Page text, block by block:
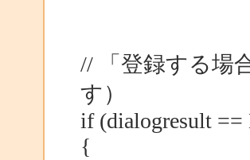
// 「登録する場
す）
if (dialogresult ==
{